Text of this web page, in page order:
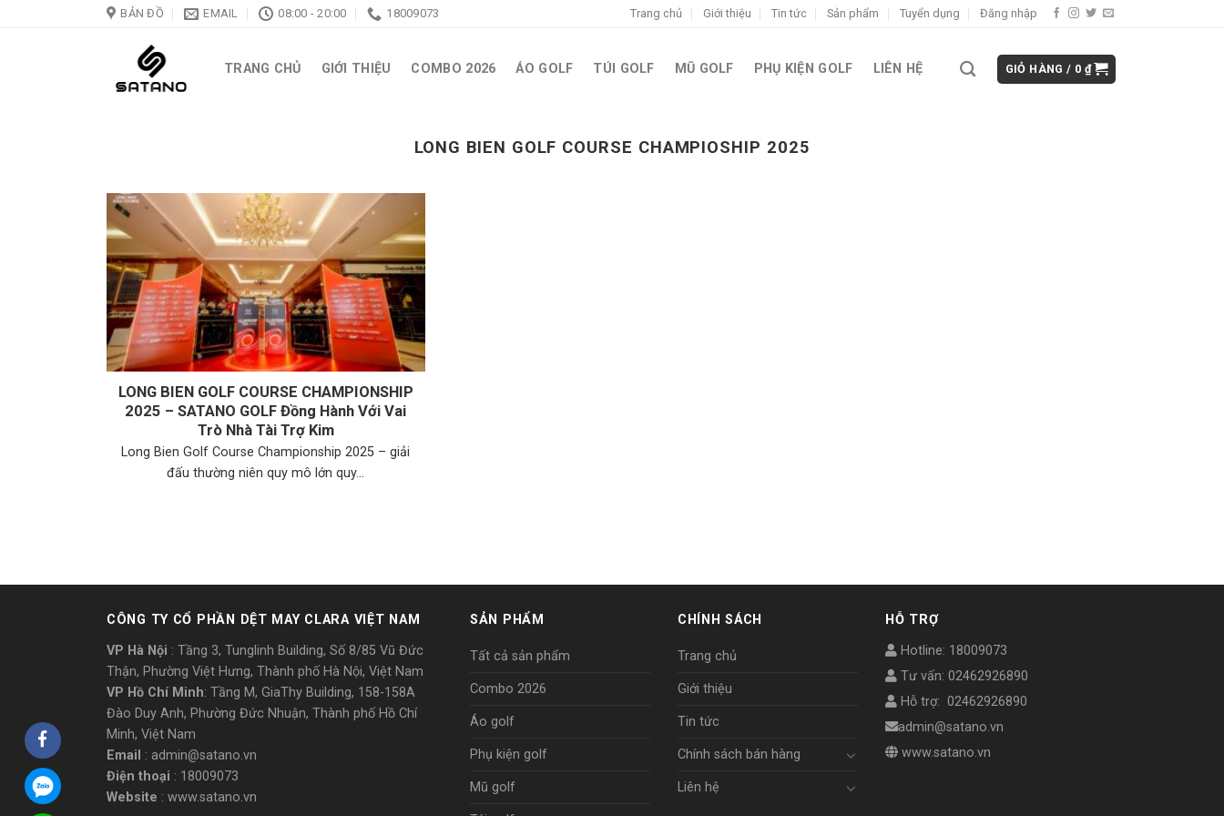
BẢN ĐỒ EMAIL 08:00 - 20:00 18009073 Trang chủ Giới thiệu Tin tức Sản phẩm Tuyển dụng Đăng nhập
TRANG CHỦ GIỚI THIỆU COMBO 2026 ÁO GOLF TÚI GOLF MŨ GOLF PHỤ KIỆN GOLF LIÊN HỆ GIỎ HÀNG / 0 ₫
LONG BIEN GOLF COURSE CHAMPIOSHIP 2025
LONG BIEN GOLF COURSE CHAMPIONSHIP
2025 – SATANO GOLF Đồng Hành Với Vai
Trò Nhà Tài Trợ Kim
Long Bien Golf Course Championship 2025 – giải
đấu thường niên quy mô lớn quy...
CÔNG TY CỔ PHẦN DỆT MAY CLARA VIỆT NAM
VP Hà Nội : Tầng 3, Tunglinh Building, Số 8/85 Vũ Đức
Thận, Phường Việt Hưng, Thành phố Hà Nội, Việt Nam
VP Hồ Chí Minh: Tầng M, GiaThy Building, 158-158A
Đào Duy Anh, Phường Đức Nhuận, Thành phố Hồ Chí
Minh, Việt Nam
Email : admin@satano.vn
Điện thoại : 18009073
Website : www.satano.vn
SẢN PHẨM
Tất cả sản phẩm
Combo 2026
Áo golf
Phụ kiện golf
Mũ golf
CHÍNH SÁCH
Trang chủ
Giới thiệu
Tin tức
Chính sách bán hàng
Liên hệ
HỖ TRỢ
Hotline: 18009073
Tư vấn: 02462926890
Hỗ trợ: 02462926890
admin@satano.vn
www.satano.vn